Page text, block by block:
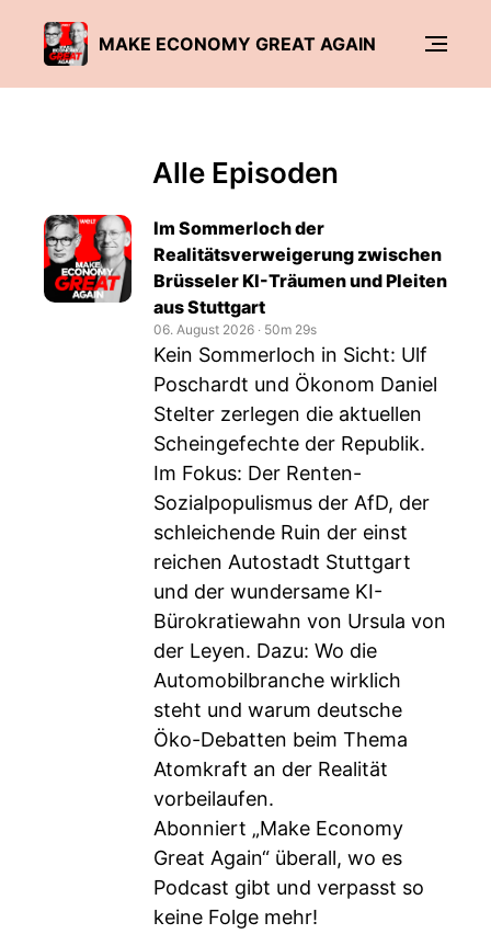
MAKE ECONOMY GREAT AGAIN
Alle Episoden
Im Sommerloch der
Realitätsverweigerung zwischen
Brüsseler KI-Träumen und Pleiten
aus Stuttgart
06. August 2026 ‧ 50m 29s
Kein Sommerloch in Sicht: Ulf
Poschardt und Ökonom Daniel
Stelter zerlegen die aktuellen
Scheingefechte der Republik.
Im Fokus: Der Renten-
Sozialpopulismus der AfD, der
schleichende Ruin der einst
reichen Autostadt Stuttgart
und der wundersame KI-
Bürokratiewahn von Ursula von
der Leyen. Dazu: Wo die
Automobilbranche wirklich
steht und warum deutsche
Öko-Debatten beim Thema
Atomkraft an der Realität
vorbeilaufen.
Abonniert „Make Economy
Great Again“ überall, wo es
Podcast gibt und verpasst so
keine Folge mehr!